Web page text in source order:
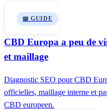
📖 GUIDE
CBD Europa a peu de
et maillage
Diagnostic SEO pour CBD
officielles, maillage interne et
CBD europeen.